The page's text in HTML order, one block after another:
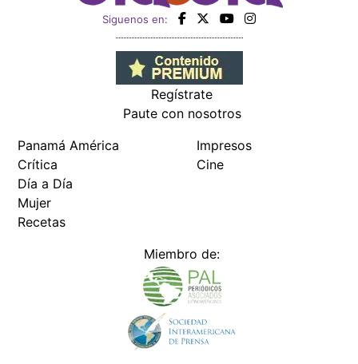
Siguenos en:
Regístrate
Paute con nosotros
Panamá América
Crítica
Día a Día
Mujer
Recetas
Impresos
Cine
Miembro de: